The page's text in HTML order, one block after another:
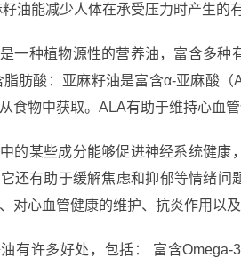
油能减少人体在承受压力时产生的
一种植物源性的营养油，富含多
脂肪酸：亚麻籽油是富含α-亚麻酸
食物中获取。ALA有助于维持心血管
的某些成分能够促进神经系统健
还有助于缓解焦虑和抑郁等情绪
对心血管健康的维护、抗炎作用以
有许多好处，包括： 富含